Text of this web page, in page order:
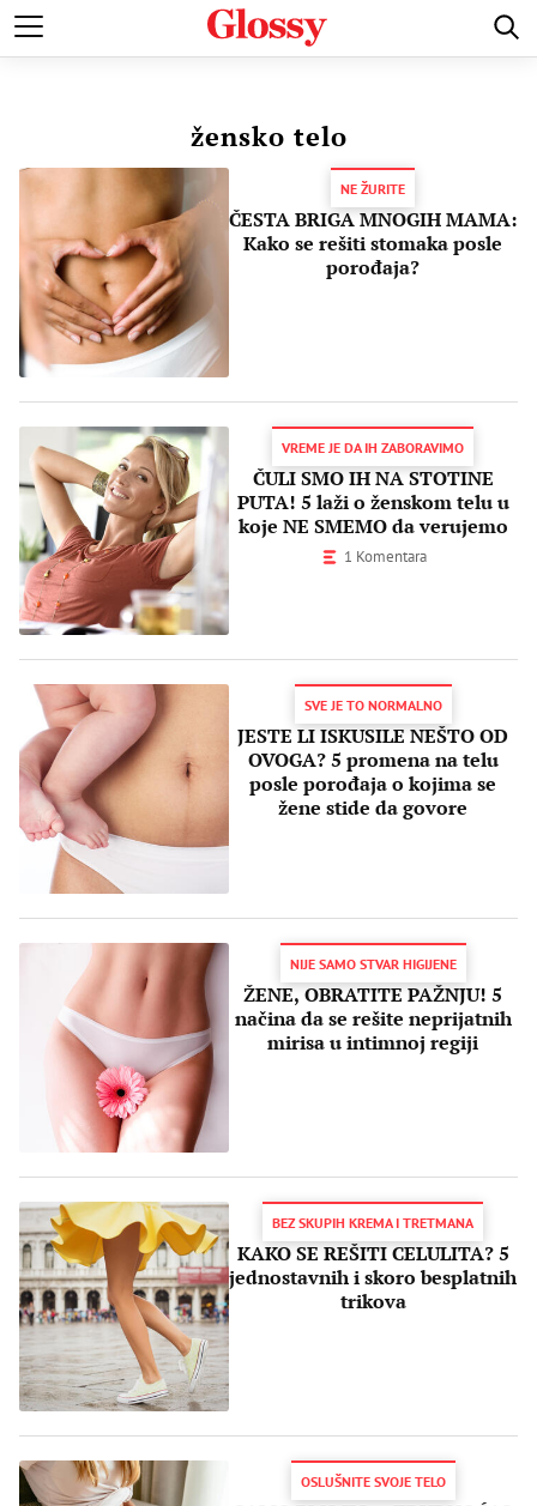
POZNATI MODA I LEPOTA ZDRAVI I SREĆNI LJUBAV
žensko telo
NE ŽURITE
ČESTA BRIGA MNOGIH MAMA:
Kako se rešiti stomaka posle
porođaja?
VREME JE DA IH ZABORAVIMO
ČULI SMO IH NA STOTINE
PUTA! 5 laži o ženskom telu u
koje NE SMEMO da verujemo
1 Komentara
SVE JE TO NORMALNO
JESTE LI ISKUSILE NEŠTO OD
OVOGA? 5 promena na telu
posle porođaja o kojima se
žene stide da govore
NIJE SAMO STVAR HIGIJENE
ŽENE, OBRATITE PAŽNJU! 5
načina da se rešite neprijatnih
mirisa u intimnoj regiji
BEZ SKUPIH KREMA I TRETMANA
KAKO SE REŠITI CELULITA? 5
jednostavnih i skoro besplatnih
trikova
OSLUŠNITE SVOJE TELO